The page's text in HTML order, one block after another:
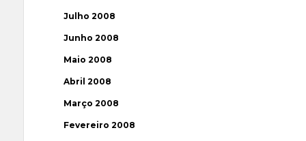
Julho 2008
Junho 2008
Maio 2008
Abril 2008
Março 2008
Fevereiro 2008